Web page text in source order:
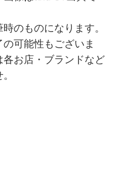
のものになります。
可能性もございま
お店・ブランドなど